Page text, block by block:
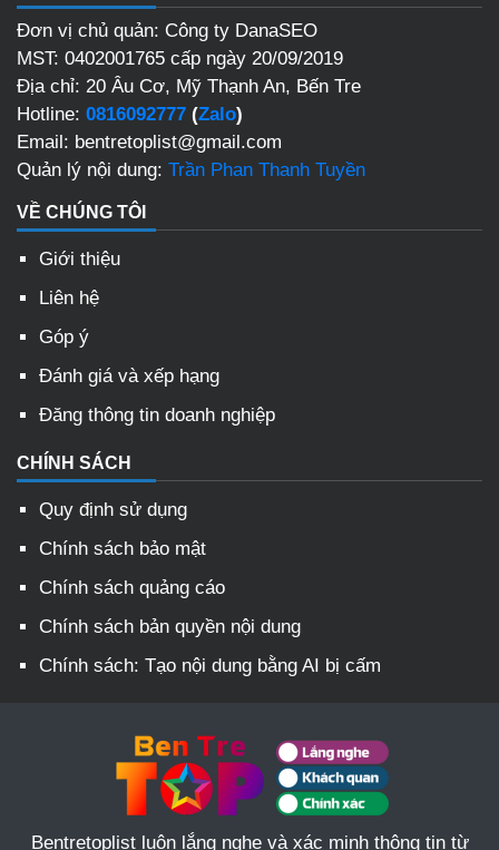
Đơn vị chủ quản: Công ty DanaSEO
MST: 0402001765 cấp ngày 20/09/2019
Địa chỉ: 20 Âu Cơ, Mỹ Thạnh An, Bến Tre
Hotline: 0816092777 (Zalo)
Email: bentretoplist@gmail.com
Quản lý nội dung: Trần Phan Thanh Tuyền
VỀ CHÚNG TÔI
Giới thiệu
Liên hệ
Góp ý
Đánh giá và xếp hạng
Đăng thông tin doanh nghiệp
CHÍNH SÁCH
Quy định sử dụng
Chính sách bảo mật
Chính sách quảng cáo
Chính sách bản quyền nội dung
Chính sách: Tạo nội dung bằng AI bị cấm
Bentretoplist luôn lắng nghe và xác minh thông tin từ